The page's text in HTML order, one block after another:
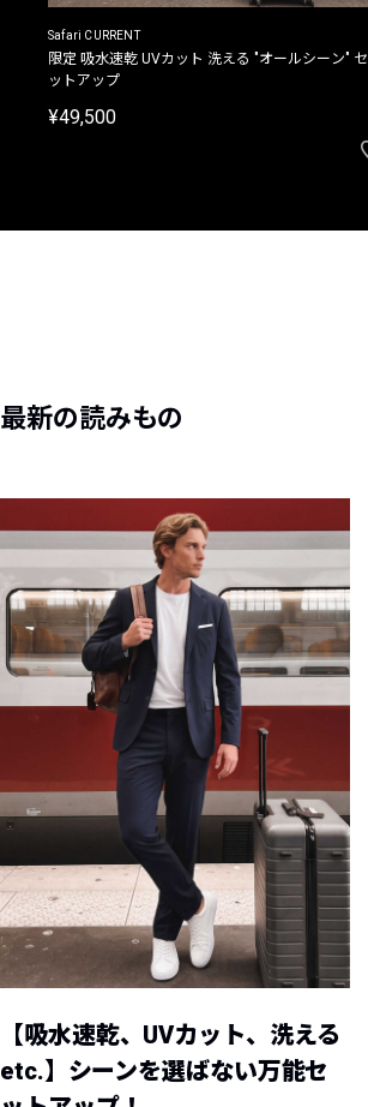
Safari CURRENT
限定 吸水速乾 UVカット 洗える "オールシーン" セ
ットアップ
¥49,500
最新の読みもの
【吸水速乾、UVカット、洗える
etc.】シーンを選ばない万能セ